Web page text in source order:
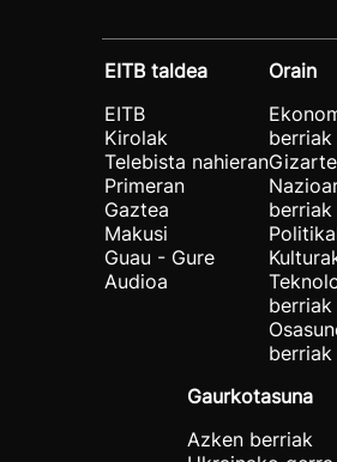
EITB taldea
EITB
Kirolak
Telebista nahieran
Primeran
Gaztea
Makusi
Guau - Gure
Audioa
Orain
berriak
berriak
berriak
berriak
Gaurkotasuna
Azken berriak